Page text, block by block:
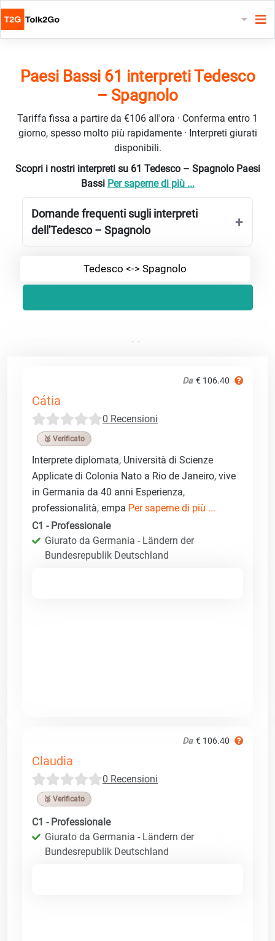
Paesi Bassi 61 interpreti Tedesco
– Spagnolo
Tariffa fissa a partire da €106 all'ora · Conferma entro 1
giorno, spesso molto più rapidamente · Interpreti giurati
disponibili.
Scopri i nostri interpreti su 61 Tedesco – Spagnolo Paesi
Bassi Per saperne di più ...
Domande frequenti sugli interpreti
dell'Tedesco – Spagnolo
Tedesco <-> Spagnolo
Da € 106.40
Cátia
0 Recensioni
🥉 Verificato
Interprete diplomata, Università di Scienze
Applicate di Colonia Nato a Rio de Janeiro, vive
in Germania da 40 anni Esperienza,
professionalità, empa Per saperne di più ...
C1 - Professionale
Giurato da Germania - Ländern der
Bundesrepublik Deutschland
Da € 106.40
Claudia
0 Recensioni
🥉 Verificato
C1 - Professionale
Giurato da Germania - Ländern der
Bundesrepublik Deutschland